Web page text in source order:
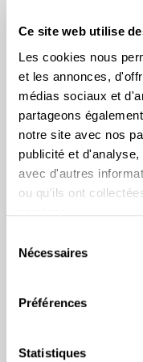
Ce site web utilise
Les cookies nous
et les annonces,
médias sociaux et
partageons
notre site avec nos
publicité et
avec d'autres
ou qu'ils ont
Nécessaires
Préférences
Statistiques
services à rendre à
santé financière ».
empêche donc
recouvrement à
aussi longtemps
fond de la
satisfaction cette
récemment
« Notre objectif
rangs. Cette